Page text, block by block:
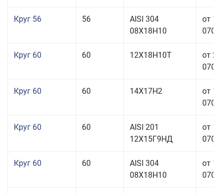
Круг 56 56
AISI 304
08Х18Н10
от
Круг 60 60 12Х18Н10Т
от
Круг 60 60 14Х17Н2
от
Круг 60 60
AISI 201
12Х15Г9НД
от
Круг 60 60
AISI 304
08Х18Н10
от